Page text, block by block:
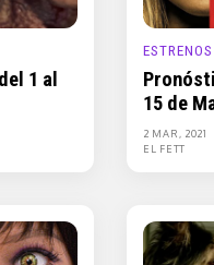
1 al
ESTRENOS
15 de
2 MAR, 2021
EL FETT